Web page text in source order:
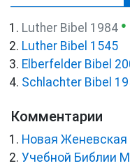
Luther Bibel 1984 ●
Luther Bibel 1545
Elberfelder Bibel
Schlachter Bibel
Комментарии
Новая Женевская
Учебной Библии